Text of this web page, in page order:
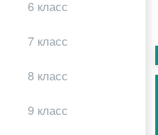
6 класс
7 класс
8 класс
9 класс